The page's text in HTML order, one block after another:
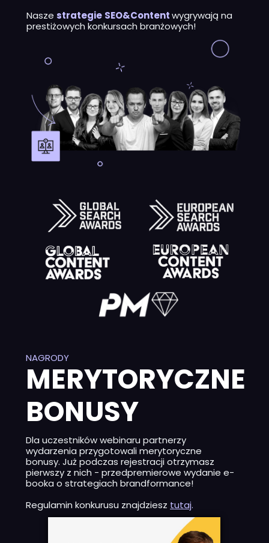
Nasze strategie SEO&Contentwygrywają na
prestiżowych konkursach branżowych!
NAGRODY
MERYTORYCZNE
BONUSY
Dla uczestników webinaru partnerzy
wydarzenia przygotowali merytoryczne
bonusy. Już podczas rejestracji otrzymasz
pierwszy z nich - przedpremierowe wydanie e-
booka o strategiach brandformance!
Regulamin konkurusu znajdziesz tutaj.